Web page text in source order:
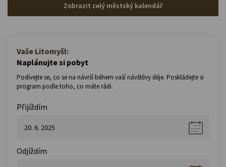
Zobrazit celý městský kalendář
Vaše Litomyšl:
Naplánujte si pobyt
Podívejte se, co se na návrší během vaší návštěvy děje. Poskládejte si
program podle toho, co máte rádi.
Přijíždím
Odjíždím